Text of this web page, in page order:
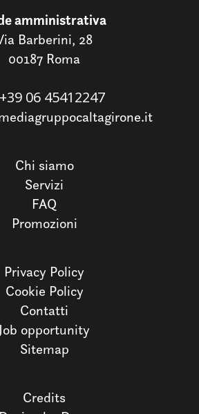
amministrativa
Barberini, 28
00187 Roma
+39 06 45412247
Chi siamo
Servizi
FAQ
Promozioni
Privacy Policy
Cookie Policy
Contatti
Job opportunity
Sitemap
Credits